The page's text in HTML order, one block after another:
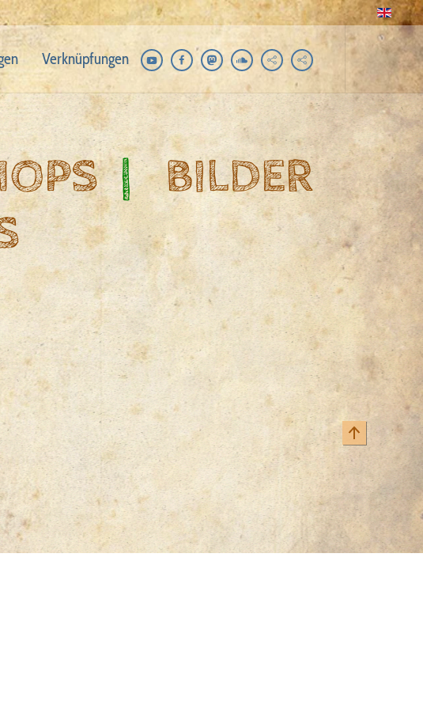
Verknüpfungen
|BILDER